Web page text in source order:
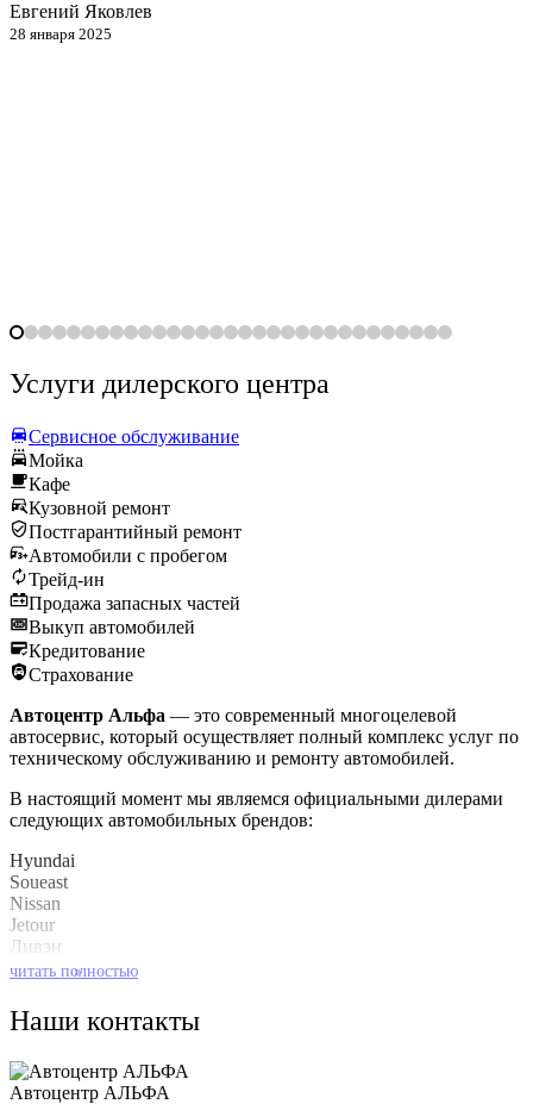
Евгений Яковлев
28 января 2025
Услуги дилерского центра
Сервисное обслуживание
Мойка
Кафе
Кузовной ремонт
Постгарантийный ремонт
Автомобили с пробегом
Трейд-ин
Продажа запасных частей
Выкуп автомобилей
Кредитование
Страхование
Автоцентр Альфа — это современный многоцелевой
автосервис, который осуществляет полный комплекс услуг по
техническому обслуживанию и ремонту автомобилей.
В настоящий момент мы являемся официальными дилерами
следующих автомобильных брендов:
Hyundai
Soueast
Nissan
Jetour
Ливэн
Kaiyi
Также мы имеем огромный опыт по обслуживанию
читать полностью
»
Наши контакты
Автоцентр АЛЬФА